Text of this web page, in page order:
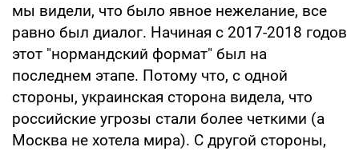
мы видели, что было явное нежелание, все
равно был диалог. Начиная с 2017-2018 годов
этот "нормандский формат" был на
последнем этапе. Потому что, с одной
стороны, украинская сторона видела, что
российские угрозы стали более четкими (а
Москва не хотела мира). С другой стороны,